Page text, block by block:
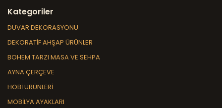
Kategoriler
DUVAR DEKORASYONU
DEKORATİF AHŞAP ÜRÜNLER
BOHEM TARZI MASA VE SEHPA
AYNA ÇERÇEVE
HOBİ ÜRÜNLERİ
MOBİLYA AYAKLARI